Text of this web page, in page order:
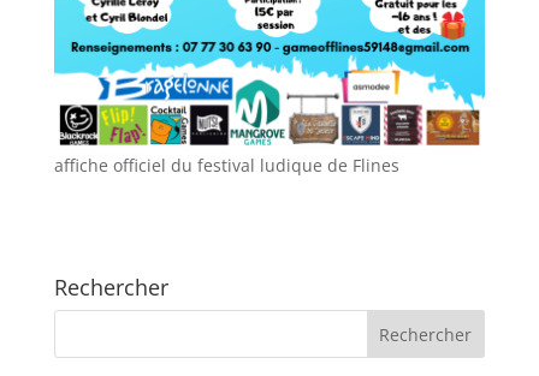
affiche officiel du festival ludique de Flines
Rechercher